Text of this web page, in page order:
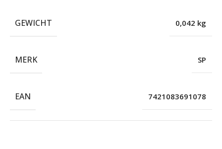
GEWICHT 0,042 kg
MERK SP
EAN 7421083691078